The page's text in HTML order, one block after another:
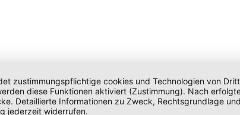
zustimmungspflichtige cookies und Technologien von
diese Funktionen aktiviert (Zustimmung). Nach
Detaillierte Informationen zu Zweck, Rechtsgrundlage
jederzeit widerrufen.